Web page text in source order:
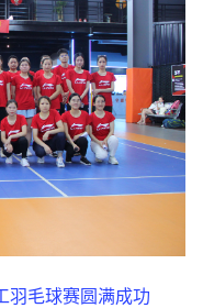
羽毛球赛圆满成功